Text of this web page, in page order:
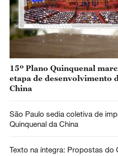
15º Plano Quinquenal
etapa de desenvolvimento
China
São Paulo sedia coletiva de
Quinquenal da China
Texto na íntegra: Propostas do